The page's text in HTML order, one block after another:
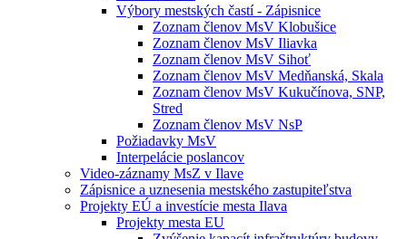
Výbory mestských častí - Zápisnice
Zoznam členov MsV Klobušice
Zoznam členov MsV Iliavka
Zoznam členov MsV Sihoť
Zoznam členov MsV Medňanská, Skala
Zoznam členov MsV Kukučínova, SNP,
Stred
Zoznam členov MsV NsP
Požiadavky MsV
Interpelácie poslancov
Video-záznamy MsZ v Ilave
Zápisnice a uznesenia mestského zastupiteľstva
Projekty EÚ a investície mesta Ilava
Projekty mesta EU